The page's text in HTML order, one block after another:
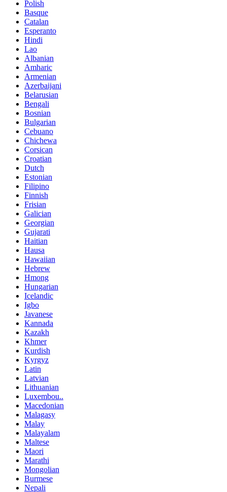
Polish
Basque
Catalan
Esperanto
Hindi
Lao
Albanian
Amharic
Armenian
Azerbaijani
Belarusian
Bengali
Bosnian
Bulgarian
Cebuano
Chichewa
Corsican
Croatian
Dutch
Estonian
Filipino
Finnish
Frisian
Galician
Georgian
Gujarati
Haitian
Hausa
Hawaiian
Hebrew
Hmong
Hungarian
Icelandic
Igbo
Javanese
Kannada
Kazakh
Khmer
Kurdish
Kyrgyz
Latin
Latvian
Lithuanian
Luxembou..
Macedonian
Malagasy
Malay
Malayalam
Maltese
Maori
Marathi
Mongolian
Burmese
Nepali